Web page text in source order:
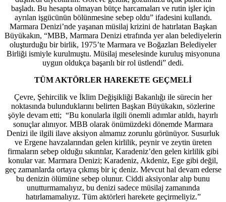
başladı. Bu hesapta olmayan bütçe harcamaları ve rutin işler için
ayrılan işgücünün bölünmesine sebep oldu” ifadesini kullandı.
Marmara Denizi’nde yaşanan müsilaj krizini de hatırlatan Başkan
Büyükakın, “MBB, Marmara Denizi etrafında yer alan belediyelerin
oluşturduğu bir birlik, 1975’te Marmara ve Boğazları Belediyeler
Birliği ismiyle kurulmuştu. Müsilaj meselesinde kuruluş misyonuna
uygun oldukça başarılı bir rol üstlendi” dedi.
TÜM AKTÖRLER HAREKETE GEÇMELİ
Çevre, Şehircilik ve İklim Değişikliği Bakanlığı ile sürecin her
noktasında bulunduklarını belirten Başkan Büyükakın, sözlerine
şöyle devam etti; “Bu konularla ilgili önemli adımlar atıldı, hayırlı
sonuçlar alınıyor. MBB olarak önümüzdeki dönemde Marmara
Denizi ile ilgili ilave aksiyon almamız zorunlu görünüyor. Susurluk
ve Ergene havzalarından gelen kirlilik, peynir ve zeytin üreten
firmaların sebep olduğu sıkıntılar, Karadeniz’den gelen kirlilik gibi
konular var. Marmara Denizi; Karadeniz, Akdeniz, Ege gibi değil,
geç zamanlarda ortaya çıkmış bir iç deniz. Mevcut hal devam ederse
bu denizin ölümüne sebep olunur. Ciddi aksiyonlar alıp bunu
unutturmamalıyız, bu denizi sadece müsilaj zamanında
hatırlamamalıyız. Tüm aktörleri harekete geçirmeliyiz.”